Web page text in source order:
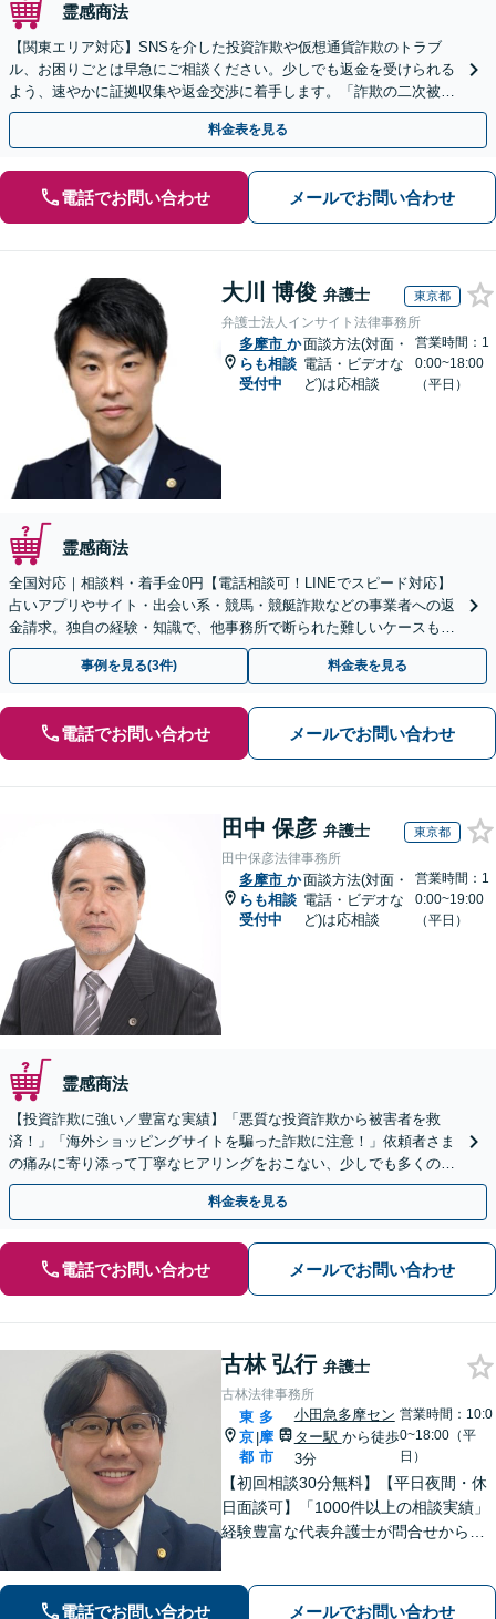
霊感商法
【関東エリア対応】SNSを介した投資詐欺や仮想通貨詐欺のトラブ
ル、お困りごとは早急にご相談ください。少しでも返金を受けられる
よう、速やかに証拠収集や返金交渉に着手します。「詐欺の二次被
害」のご相談も対応します【初回相談無料】【Web相談可】
料金表を見る
電話でお問い合わせ メールでお問い合わせ
大川 博俊 弁護士 東京都
弁護士法人インサイト法律事務所
多摩市 か
らも相談
受付中
面談方法(対面・
電話・ビデオな
ど)は応相談
営業時間：1
0:00~18:00
（平日）
霊感商法
全国対応｜相談料・着手金0円【電話相談可！LINEでスピード対応】
占いアプリやサイト・出会い系・競馬・競艇詐欺などの事業者への返
金請求。独自の経験・知識で、他事務所で断られた難しいケースも解
決に導いた実績あり。まずはお気軽にご相談ください
事例を見る(3件) 料金表を見る
電話でお問い合わせ メールでお問い合わせ
田中 保彦 弁護士 東京都
田中保彦法律事務所
多摩市 か
らも相談
受付中
面談方法(対面・
電話・ビデオな
ど)は応相談
営業時間：1
0:00~19:00
（平日）
霊感商法
【投資詐欺に強い／豊富な実績】「悪質な投資詐欺から被害者を救
済！」「海外ショッピングサイトを騙った詐欺に注意！」依頼者さま
の痛みに寄り添って丁寧なヒアリングをおこない、少しでも多くの返
金が得られるよう尽力します！
料金表を見る
電話でお問い合わせ メールでお問い合わせ
古林 弘行 弁護士
古林法律事務所
東
京
都
|
多
摩
市
小田急多摩セン
ター駅 から徒歩
3分
営業時間：10:0
0~18:00（平
日）
【初回相談30分無料】【平日夜間・休
日面談可】「1000件以上の相談実績」
経験豊富な代表弁護士が問合せから解
かせください。ベストな解決に向けて
電話でお問い合わせ メールでお問い合わせ